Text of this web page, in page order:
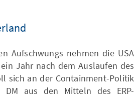
Aufschwungs nehmen die USA
Jahr nach dem Auslaufen des
sich an der Containment-Politik
aus den Mitteln des ERP-